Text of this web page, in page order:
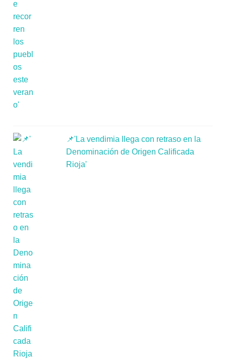
📌'La vendimia llega con retraso en la
Denominación de Origen Calificada
Rioja'